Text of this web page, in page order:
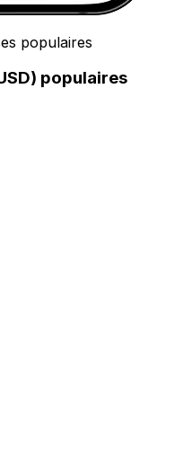
populaires
populaires